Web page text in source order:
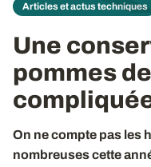
Articles et actus techniques
Une
pommes
On ne compte pas les
nombreuses cette